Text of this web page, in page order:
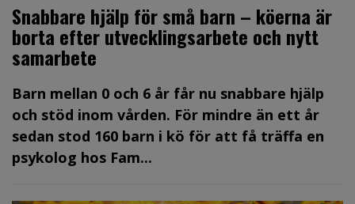
Snabbare hjälp för små barn – köerna är
borta efter utvecklingsarbete och nytt
samarbete
Barn mellan 0 och 6 år får nu snabbare hjälp
och stöd inom vården. För mindre än ett år
sedan stod 160 barn i kö för att få träffa en
psykolog hos Fam...